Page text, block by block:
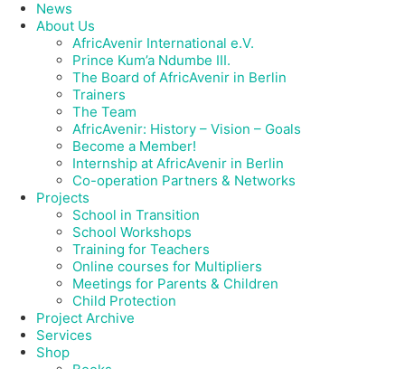
News
About Us
AfricAvenir International e.V.
Prince Kum’a Ndumbe III.
The Board of AfricAvenir in Berlin
Trainers
The Team
AfricAvenir: History – Vision – Goals
Become a Member!
Internship at AfricAvenir in Berlin
Co-operation Partners & Networks
Projects
School in Transition
School Workshops
Training for Teachers
Online courses for Multipliers
Meetings for Parents & Children
Child Protection
Project Archive
Services
Shop